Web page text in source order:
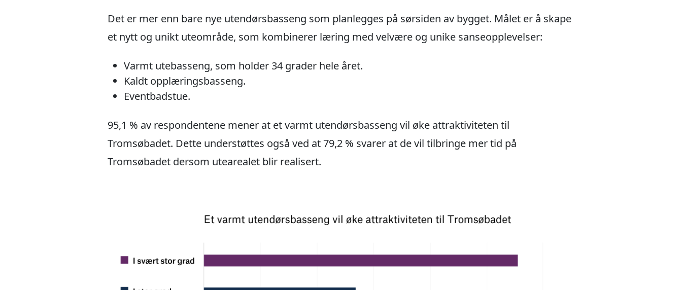
Det er mer enn bare nye utendørsbasseng som planlegges på sørsiden av bygget. Målet er å skape
et nytt og unikt uteområde, som kombinerer læring med velvære og unike sanseopplevelser:
Varmt utebasseng, som holder 34 grader hele året.
Kaldt opplæringsbasseng.
Eventbadstue.
95,1 % av respondentene mener at et varmt utendørsbasseng vil øke attraktiviteten til
Tromsøbadet. Dette understøttes også ved at 79,2 % svarer at de vil tilbringe mer tid på
Tromsøbadet dersom utearealet blir realisert.